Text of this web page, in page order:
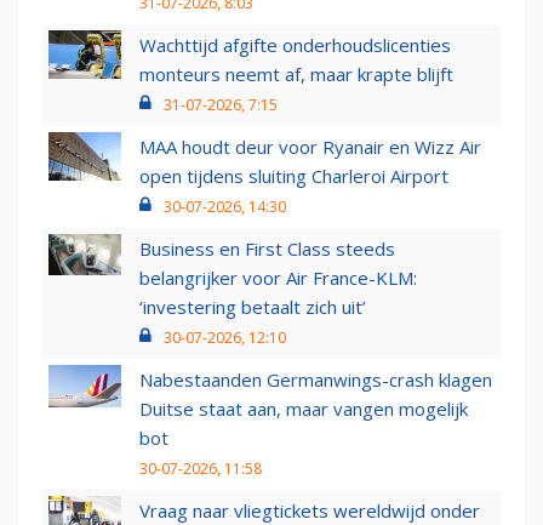
Wachttijd afgifte onderhoudslicenties
monteurs neemt af, maar krapte blijft
31-07-2026, 7:15
MAA houdt deur voor Ryanair en Wizz Air
open tijdens sluiting Charleroi Airport
30-07-2026, 14:30
Business en First Class steeds
belangrijker voor Air France-KLM:
‘investering betaalt zich uit’
30-07-2026, 12:10
Nabestaanden Germanwings-crash klagen
Duitse staat aan, maar vangen mogelijk
bot
30-07-2026, 11:58
Vraag naar vliegtickets wereldwijd onder